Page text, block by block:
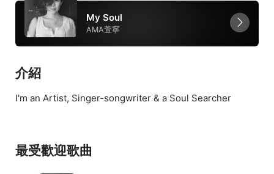
My Soul
AMA萱寧
介紹
I'm an Artist, Singer-songwriter & a Soul Searcher
最受歡迎歌曲